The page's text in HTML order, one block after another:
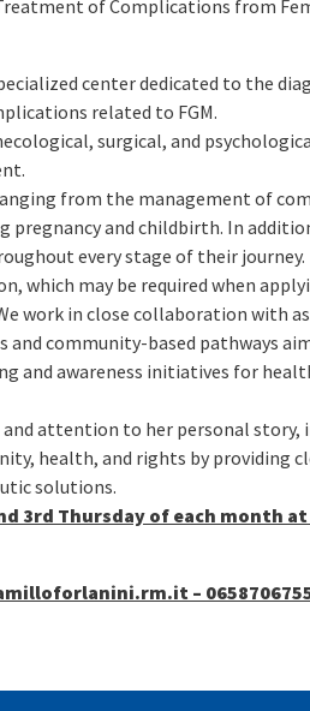
of Complications from
center dedicated to the
related to FGM.
surgical, and
from the management of
pregnancy and childbirth. In
every stage of their journey.
which may be required when
work in close collaboration with
community-based pathways
and awareness initiatives for
attention to her personal story,
health, and rights by providing
solutions.
3rd Thursday of each month
– 0658706755